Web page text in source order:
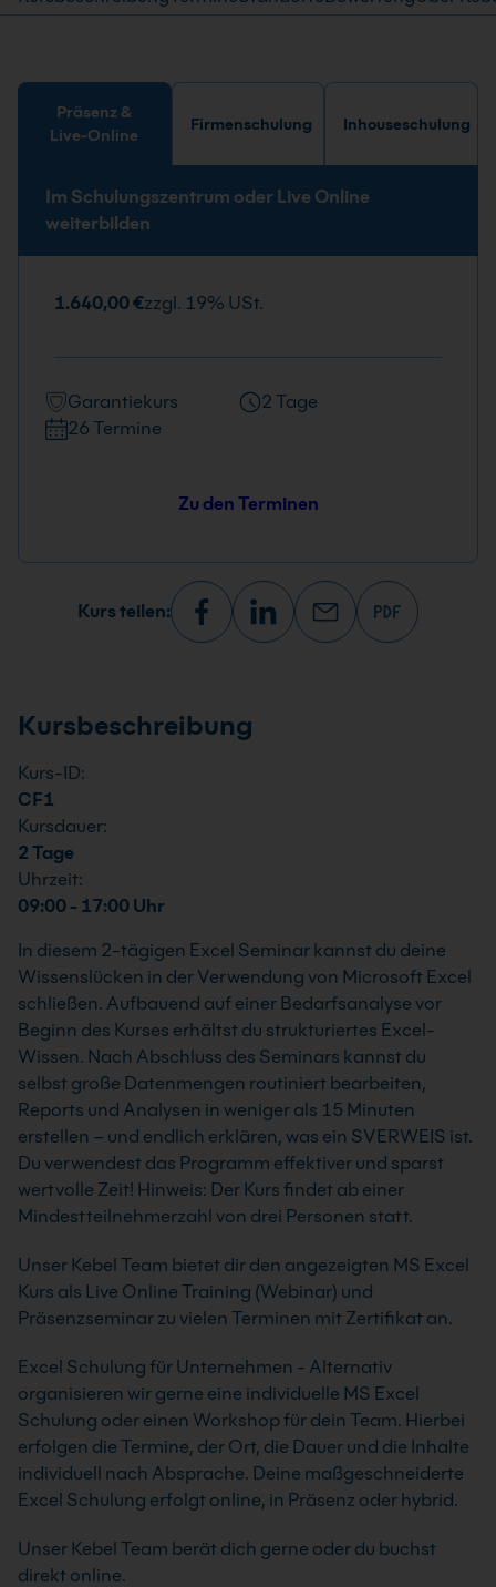
Präsenz &
Live-Online
Firmenschulung Inhouseschulung
Im Schulungszentrum oder Live Online
weiterbilden
1.640,00 €zzgl. 19% USt.
Garantiekurs
2 Tage
26 Termine
Zu den Terminen
Kurs teilen:
Kursbeschreibung
Kurs-ID:
CF1
Kursdauer:
2 Tage
Uhrzeit:
09:00 - 17:00 Uhr
In diesem 2-tägigen Excel Seminar kannst du deine
Wissenslücken in der Verwendung von Microsoft Excel
schließen. Aufbauend auf einer Bedarfsanalyse vor
Beginn des Kurses erhältst du strukturiertes Excel-
Wissen. Nach Abschluss des Seminars kannst du
selbst große Datenmengen routiniert bearbeiten,
Reports und Analysen in weniger als 15 Minuten
erstellen – und endlich erklären, was ein SVERWEIS ist.
Du verwendest das Programm effektiver und sparst
wertvolle Zeit! Hinweis: Der Kurs findet ab einer
Mindestteilnehmerzahl von drei Personen statt.
Unser Kebel Team bietet dir den angezeigten MS Excel
Kurs als Live Online Training (Webinar) und
Präsenzseminar zu vielen Terminen mit Zertifikat an.
Excel Schulung für Unternehmen - Alternativ
organisieren wir gerne eine individuelle MS Excel
Schulung oder einen Workshop für dein Team. Hierbei
erfolgen die Termine, der Ort, die Dauer und die Inhalte
individuell nach Absprache. Deine maßgeschneiderte
Excel Schulung erfolgt online, in Präsenz oder hybrid.
Unser Kebel Team berät dich gerne oder du buchst
direkt online.